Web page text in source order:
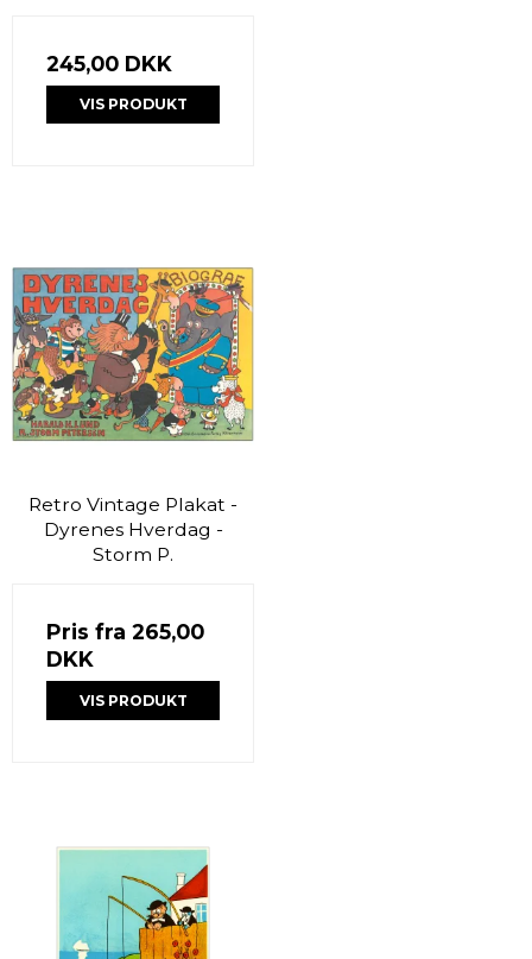
245,00 DKK
VIS PRODUKT
Retro Vintage Plakat -
Dyrenes Hverdag -
Storm P.
Pris fra 265,00
DKK
VIS PRODUKT